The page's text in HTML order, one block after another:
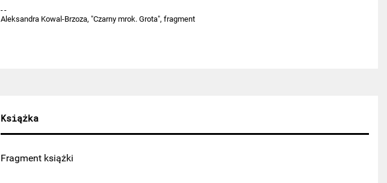
Aleksandra Kowal-Brzoza, "Czarny mrok. Grota", fragment
Książka
Fragment książki